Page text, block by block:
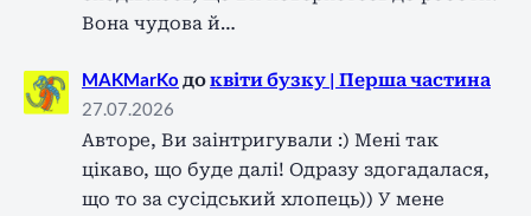
Вона чудова й…
MAKMarKo доквіти бузку | Перша частина
27.07.2026
Авторе, Ви заінтригували :) Мені так
цікаво, що буде далі! Одразу здогадалася,
що то за сусідський хлопець)) У мене